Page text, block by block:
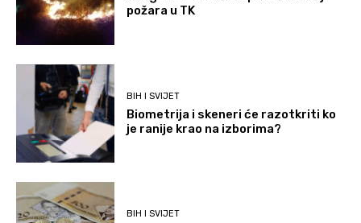
požara u TK
BIH I SVIJET
Biometrija i skeneri će razotkriti ko
je ranije krao na izborima?
BIH I SVIJET